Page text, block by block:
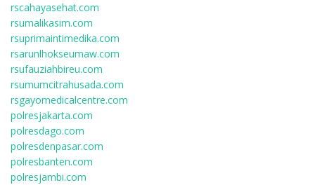
rscahayasehat.com
rsumalikasim.com
rsuprimaintimedika.com
rsarunlhokseumaw.com
rsufauziahbireu.com
rsumumcitrahusada.com
rsgayomedicalcentre.com
polresjakarta.com
polresdago.com
polresdenpasar.com
polresbanten.com
polresjambi.com